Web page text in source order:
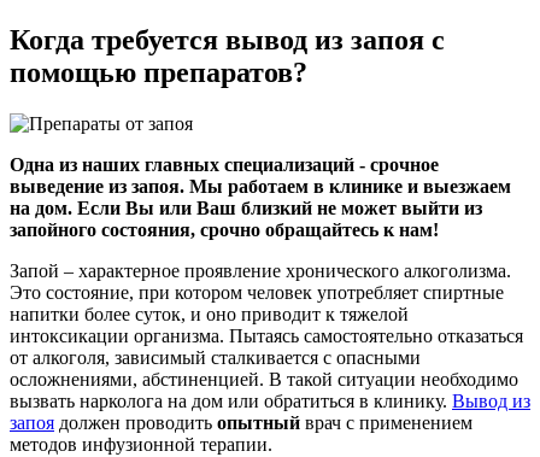
Когда требуется вывод из запоя с
помощью препаратов?
Одна из наших главных специализаций - срочное
выведение из запоя. Мы работаем в клинике и выезжаем
на дом. Если Вы или Ваш близкий не может выйти из
запойного состояния, срочно обращайтесь к нам!
Запой – характерное проявление хронического алкоголизма.
Это состояние, при котором человек употребляет спиртные
напитки более суток, и оно приводит к тяжелой
интоксикации организма. Пытаясь самостоятельно отказаться
от алкоголя, зависимый сталкивается с опасными
осложнениями, абстиненцией. В такой ситуации необходимо
вызвать нарколога на дом или обратиться в клинику. Вывод из
запоя должен проводить опытный врач с применением
методов инфузионной терапии.